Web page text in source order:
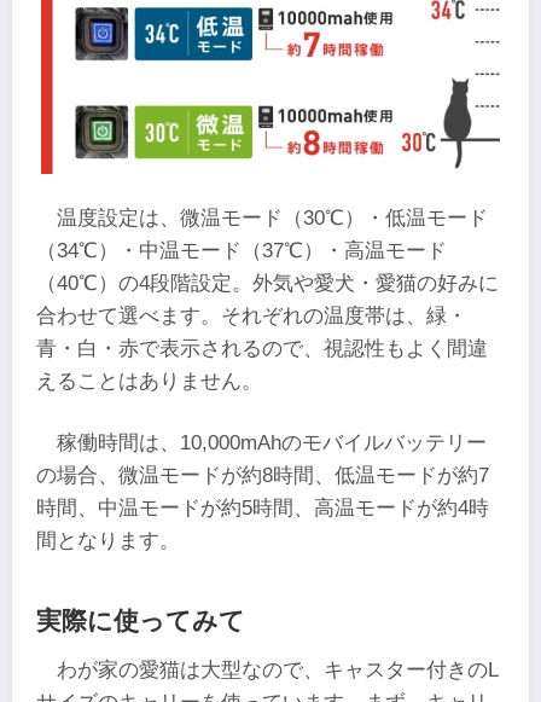
温度設定は、微温モード（30℃）・低温モード
（34℃）・中温モード（37℃）・高温モード
（40℃）の4段階設定。外気や愛犬・愛猫の好みに
合わせて選べます。それぞれの温度帯は、緑・
青・白・赤で表示されるので、視認性もよく間違
えることはありません。
稼働時間は、10,000mAhのモバイルバッテリー
の場合、微温モードが約8時間、低温モードが約7
時間、中温モードが約5時間、高温モードが約4時
間となります。
実際に使ってみて
わが家の愛猫は大型なので、キャスター付きのL